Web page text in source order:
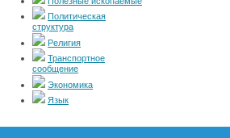
Политическая
структура
Религия
Транспортное
сообщение
Экономика
Язык